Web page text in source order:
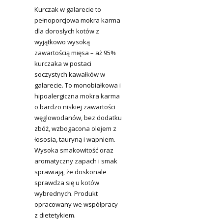
Kurczak w galarecie to
pełnoporcjowa mokra karma
dla dorosłych kotów z
wyjątkowo wysoką
zawartością mięsa – aż 95%
kurczaka w postaci
soczystych kawałków w
galarecie. To monobiałkowa i
hipoalergiczna mokra karma
o bardzo niskiej zawartości
węglowodanów, bez dodatku
zbóż, wzbogacona olejem z
łososia, tauryną i wapniem.
Wysoka smakowitość oraz
aromatyczny zapach i smak
sprawiają, że doskonale
sprawdza się u kotów
wybrednych. Produkt
opracowany we współpracy
z dietetykiem.